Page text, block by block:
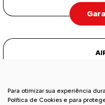
Para otimizar sua experiência
Política de Cookies e para